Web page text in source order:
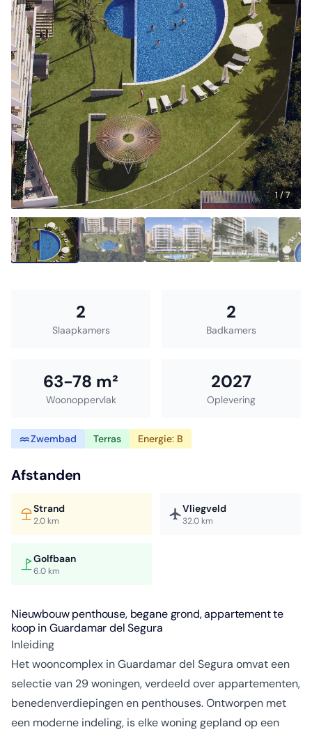
1 / 7
2
Slaapkamers
2
Badkamers
63-78 m²
Woonoppervlak
2027
Oplevering
Zwembad Terras Energie: B
Afstanden
Strand
2.0 km
Vliegveld
32.0 km
Golfbaan
6.0 km
Nieuwbouw penthouse, begane grond, appartement te
koop in Guardamar del Segura
Inleiding
Het wooncomplex in Guardamar del Segura omvat een
selectie van 29 woningen, verdeeld over appartementen,
benedenverdiepingen en penthouses. Ontworpen met
een moderne indeling, is elke woning gepland op een